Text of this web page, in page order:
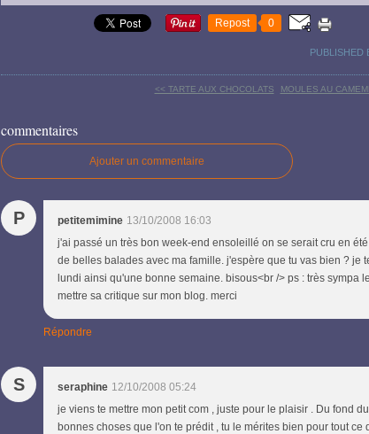
Repost 0
PUBLISHED
<< TARTE AUX CHOCOLATS MOULES AU
commentaires
Ajouter un commentaire
P petitemimine 13/10/2008 16:03
j'ai passé un très bon week-end ensoleillé on se serait cru en
de belles balades avec ma famille. j'espère que tu vas bien ? je
lundi ainsi qu'une bonne semaine. bisous<br /> ps : très sympa
mettre sa critique sur mon blog. merci
Répondre
S seraphine 12/10/2008 05:24
je viens te mettre mon petit com , juste pour le plaisir . Du fond
bonnes choses que l'on te prédit , tu le mérites bien pour tout ce